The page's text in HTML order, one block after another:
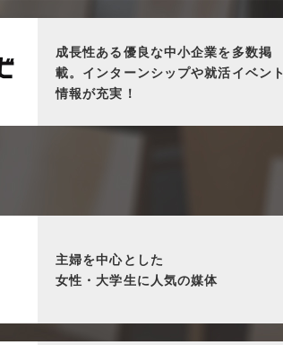
成長性ある優良な中小企業を多数掲
載。インターンシップや就活イベント
情報が充実！
主婦を中心とした
女性・大学生に人気の媒体